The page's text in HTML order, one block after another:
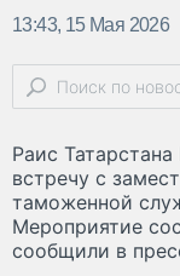
13:43, 15 Мая 2026
Раис
встречу с
таможенной
Мероприятие
сообщили в